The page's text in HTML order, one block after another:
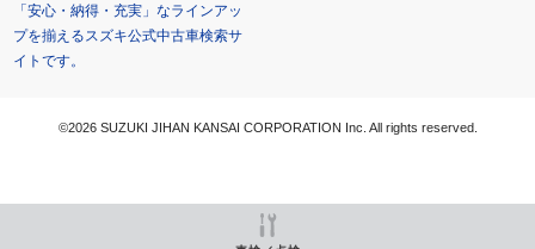
「安心・納得・充実」なラインアッ
プを揃えるスズキ公式中古車検索サ
イトです。
©2026 SUZUKI JIHAN KANSAI CORPORATION Inc. All rights reserved.